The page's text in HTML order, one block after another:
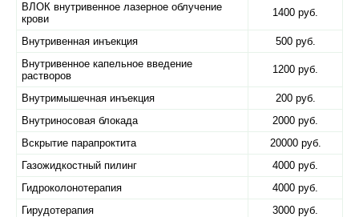
ВЛОК внутривенное лазерное облучение
крови
1400 руб.
Внутривенная инъекция
500 руб.
Внутривенное капельное введение
растворов
1200 руб.
Внутримышечная инъекция
200 руб.
Внутриносовая блокада
2000 руб.
Вскрытие парапроктита
20000 руб.
Газожидкостный пилинг
4000 руб.
Гидроколонотерапия
4000 руб.
Гирудотерапия
3000 руб.